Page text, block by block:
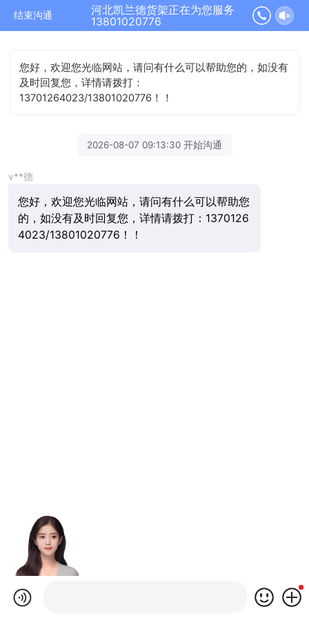
结束沟通
河北凯兰德货架正在为您服务
13801020776
您好，欢迎您光临网站，请问有什么可以帮助您的，如没有
及时回复您，详情请拨打：
13701264023/13801020776！！
2026-08-07 09:13:30 开始沟通
v**德
您好，欢迎您光临网站，请问有什么可以帮助您
的，如没有及时回复您，详情请拨打：1370126
4023/13801020776！！